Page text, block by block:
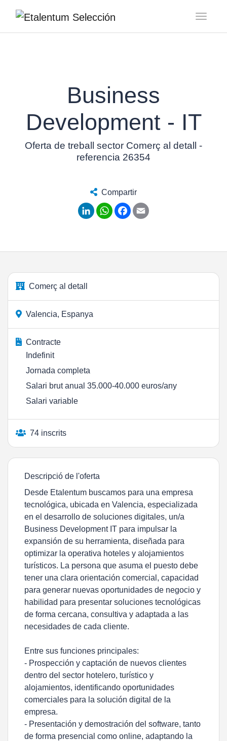
Business
Development - IT
Oferta de treball sector Comerç al detall -
referencia 26354
Compartir
LinkedInWhatsApp
Facebook
Comerç al detall
Valencia, Espanya
Contracte
Indefinit
Jornada completa
Salari brut anual 35.000-40.000 euros/any
Salari variable
74 inscrits
Descripció de l'oferta
Desde Etalentum buscamos para una empresa
tecnológica, ubicada en Valencia, especializada
en el desarrollo de soluciones digitales, un/a
Business Development IT para impulsar la
expansión de su herramienta, diseñada para
optimizar la operativa hoteles y alojamientos
turísticos. La persona que asuma el puesto debe
tener una clara orientación comercial, capacidad
para generar nuevas oportunidades de negocio y
habilidad para presentar soluciones tecnológicas
de forma cercana, consultiva y adaptada a las
necesidades de cada cliente.
Entre sus funciones principales:
- Prospección y captación de nuevos clientes
dentro del sector hotelero, turístico y
alojamientos, identificando oportunidades
comerciales para la solución digital de la
empresa.
- Presentación y demostración del software, tanto
de forma presencial como online, adaptando la